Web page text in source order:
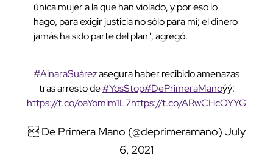
única mujer a la que han violado, y por eso lo
hago, para exigir justicia no sólo para mí; el dinero
jamás ha sido parte del plan", agregó.
#AinaraSuárezasegura haber recibido amenazas
tras arresto de#YosStop#DePrimeraManoýý:
https://t.co/oaYomlm1L7https://t.co/ARwCHcOYYG
 De Primera Mano (@deprimeramano) July
6, 2021